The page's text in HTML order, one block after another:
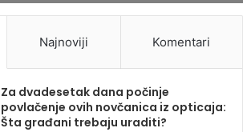
Najnoviji Komentari
Za dvadesetak dana počinje
povlačenje ovih novčanica iz opticaja:
Šta građani trebaju uraditi?